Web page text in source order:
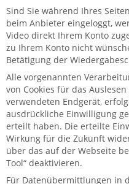
Sind Sie während Ihres
beim Anbieter eingeloggt,
Video direkt Ihrem Konto
zu Ihrem Konto nicht
Betätigung der
Alle vorgenannten
von Cookies für das
verwendeten Endgerät,
ausdrückliche Einwilligung
erteilt haben. Die erteilte
Wirkung für die Zukunft
über das auf der Webseite
Tool“ deaktivieren.
Für Datenübermittlungen in